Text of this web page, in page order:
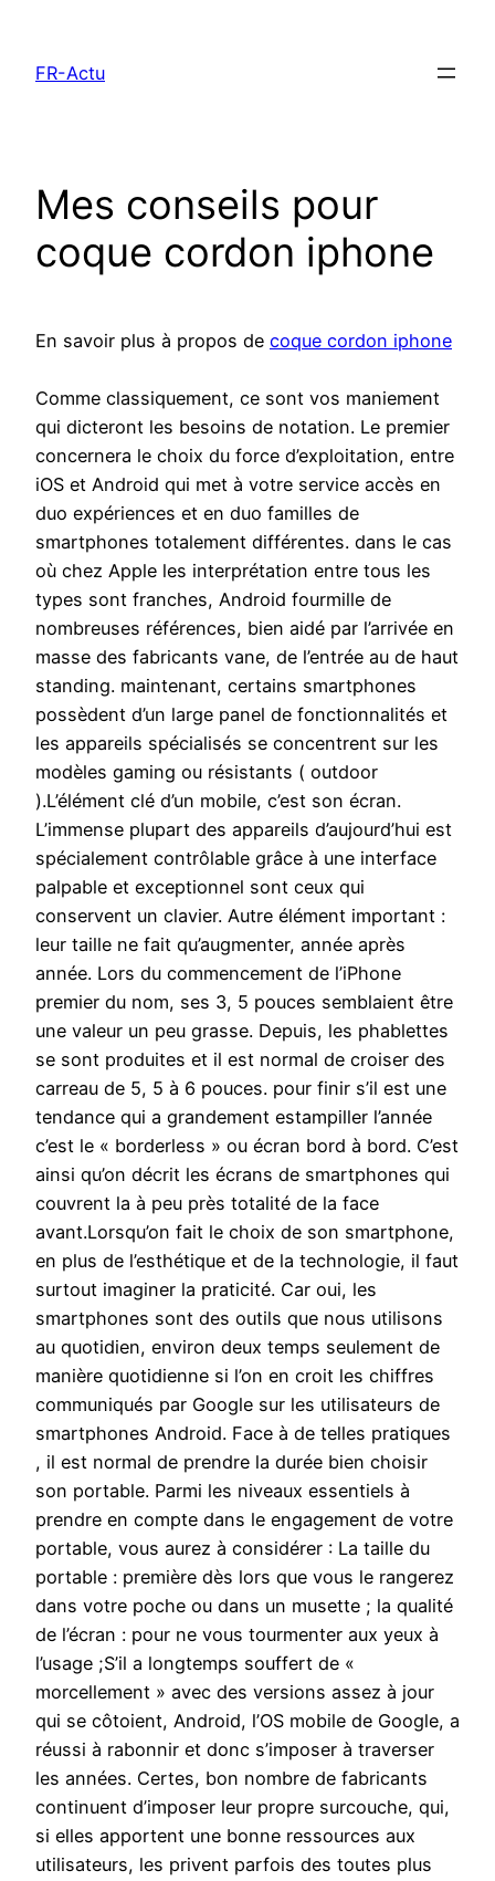
contenu
FR-Actu
Mes conseils pour
coque cordon iphone
En savoir plus à propos de coque cordon iphone
Comme classiquement, ce sont vos maniement
qui dicteront les besoins de notation. Le premier
concernera le choix du force d’exploitation, entre
iOS et Android qui met à votre service accès en
duo expériences et en duo familles de
smartphones totalement différentes. dans le cas
où chez Apple les interprétation entre tous les
types sont franches, Android fourmille de
nombreuses références, bien aidé par l’arrivée en
masse des fabricants vane, de l’entrée au de haut
standing. maintenant, certains smartphones
possèdent d’un large panel de fonctionnalités et
les appareils spécialisés se concentrent sur les
modèles gaming ou résistants ( outdoor
).L’élément clé d’un mobile, c’est son écran.
L’immense plupart des appareils d’aujourd’hui est
spécialement contrôlable grâce à une interface
palpable et exceptionnel sont ceux qui
conservent un clavier. Autre élément important :
leur taille ne fait qu’augmenter, année après
année. Lors du commencement de l’iPhone
premier du nom, ses 3, 5 pouces semblaient être
une valeur un peu grasse. Depuis, les phablettes
se sont produites et il est normal de croiser des
carreau de 5, 5 à 6 pouces. pour finir s’il est une
tendance qui a grandement estampiller l’année
c’est le « borderless » ou écran bord à bord. C’est
ainsi qu’on décrit les écrans de smartphones qui
couvrent la à peu près totalité de la face
avant.Lorsqu’on fait le choix de son smartphone,
en plus de l’esthétique et de la technologie, il faut
surtout imaginer la praticité. Car oui, les
smartphones sont des outils que nous utilisons
au quotidien, environ deux temps seulement de
manière quotidienne si l’on en croit les chiffres
communiqués par Google sur les utilisateurs de
smartphones Android. Face à de telles pratiques
, il est normal de prendre la durée bien choisir
son portable. Parmi les niveaux essentiels à
prendre en compte dans le engagement de votre
portable, vous aurez à considérer : La taille du
portable : première dès lors que vous le rangerez
dans votre poche ou dans un musette ; la qualité
de l’écran : pour ne vous tourmenter aux yeux à
l’usage ;S’il a longtemps souffert de «
morcellement » avec des versions assez à jour
qui se côtoient, Android, l’OS mobile de Google, a
réussi à rabonnir et donc s’imposer à traverser
les années. Certes, bon nombre de fabricants
continuent d’imposer leur propre surcouche, qui,
si elles apportent une bonne ressources aux
utilisateurs, les privent parfois des toutes plus